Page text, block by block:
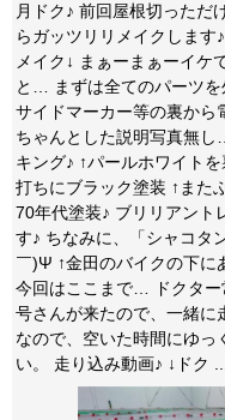
月ドク♪ 前回屋根切っただ
らガッツリリメイクします
メイク↓ まぁーまぁーイケ
と… まずは全てのパーツを
サイドマーカー等の裏から
ちゃんとした説明写真無
キング♪ ↑パールホワイト
打ちにブラック塗装 ↑また
70年代塗装♪ ブリリアント
す♪ ちなみに、「シャコタ
￣)Ψ ↑金田のバイクの下
今回はここまで… ドクター
号さんが来たので、一緒に
なので、空いた時間にゆっ
い。 走り込み動画♪ ↓ドク ...